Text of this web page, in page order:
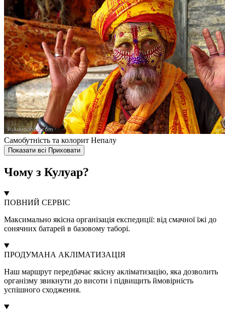
Самобутність та колорит Непалу
Показати всі Приховати
Чому з Кулуар?
ПОВНИЙ СЕРВІС
Максимально якісна організація експедиції: від смачної їжі до
сонячних батарей в базовому таборі.
ПРОДУМАНА АКЛІМАТИЗАЦІЯ
Наш маршрут передбачає якісну акліматизацію, яка дозволить
організму звикнути до висоти і підвищить ймовірність
успішного сходження.